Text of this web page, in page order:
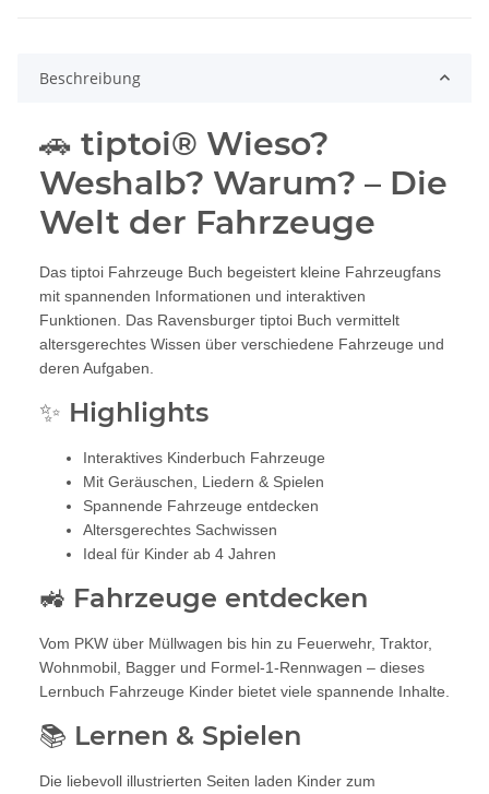
Beschreibung
🚗 tiptoi® Wieso?
Weshalb? Warum? – Die
Welt der Fahrzeuge
Das tiptoi Fahrzeuge Buch begeistert kleine Fahrzeugfans
mit spannenden Informationen und interaktiven
Funktionen. Das Ravensburger tiptoi Buch vermittelt
altersgerechtes Wissen über verschiedene Fahrzeuge und
deren Aufgaben.
✨ Highlights
Interaktives Kinderbuch Fahrzeuge
Mit Geräuschen, Liedern & Spielen
Spannende Fahrzeuge entdecken
Altersgerechtes Sachwissen
Ideal für Kinder ab 4 Jahren
🚜 Fahrzeuge entdecken
Vom PKW über Müllwagen bis hin zu Feuerwehr, Traktor,
Wohnmobil, Bagger und Formel-1-Rennwagen – dieses
Lernbuch Fahrzeuge Kinder bietet viele spannende Inhalte.
📚 Lernen & Spielen
Die liebevoll illustrierten Seiten laden Kinder zum